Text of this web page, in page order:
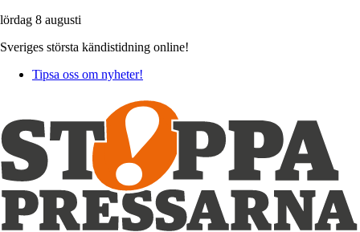
lördag 8 augusti
Sveriges största kändistidning online!
Tipsa oss om nyheter!